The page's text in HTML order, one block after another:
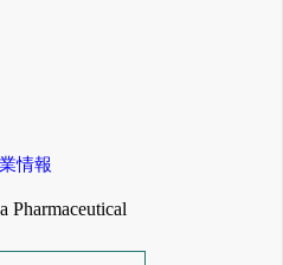
情報
Pharmaceutical